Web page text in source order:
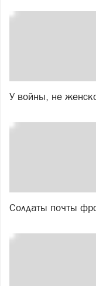
У войны, не
Солдаты почты